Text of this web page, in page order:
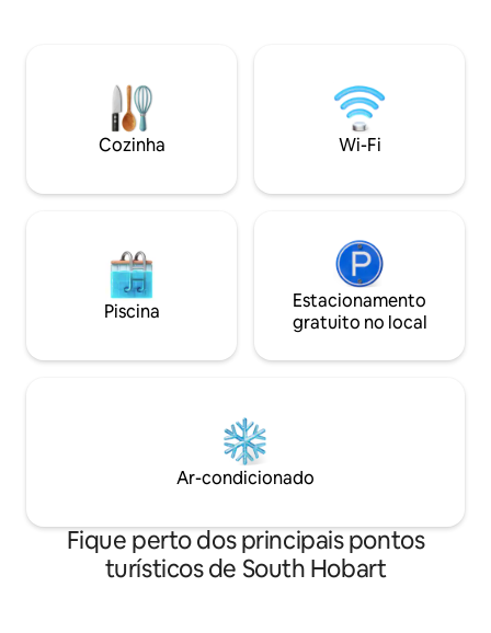
expostas dão à casa uma sensação de
cabana, criando uma sensação de retiro.
Diferentes espaços ao ar livre oferecem
ótimas opções para aproveitar o sol e o
Cozinha Wi-Fi
Piscina
Estacionamento
gratuito no local
Ar-condicionado
Fique perto dos principais pontos
turísticos de South Hobart